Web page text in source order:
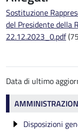
Sostituzione
del Presidente della
22.12.2023_0.pdf
Data di ultimo
Disposizioni